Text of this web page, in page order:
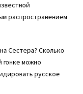
распространением
Сестера? Сколько
гонке можно
русское